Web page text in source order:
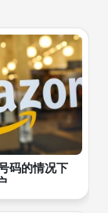
码的情况下